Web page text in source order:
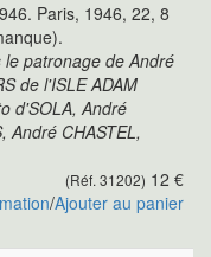
Paris, 1946, 22, 8
patronage de André
de l'ISLE ADAM
d'SOLA, André
André CHASTEL,
(Réf. 31202) 12 €
/Ajouter au panier